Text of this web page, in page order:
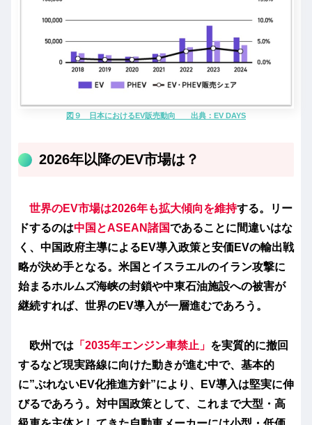
図９ 日本におけるEV販売動向 出典：EV DAYS
2026年以降のEV市場は？
世界のEV市場は2026年も拡大傾向を維持する。リー
ドするのは中国とASEAN諸国であることに間違いはな
く、中国政府主導によるEV導入政策と安価EVの輸出戦
略が決め手となる。米国とイスラエルのイラン攻撃に
始まるホルムズ海峡の封鎖や中東石油施設への被害が
継続すれば、世界のEV導入が一層進むであろう。
欧州では 「2035年エンジン車禁止」 を実質的に撤回
するなど現実路線に向けた動きが進む中で、基本的
に”ぶれないEV化推進方針”により、EV導入は堅実に伸
びるであろう。対中国政策として、これまで大型・高